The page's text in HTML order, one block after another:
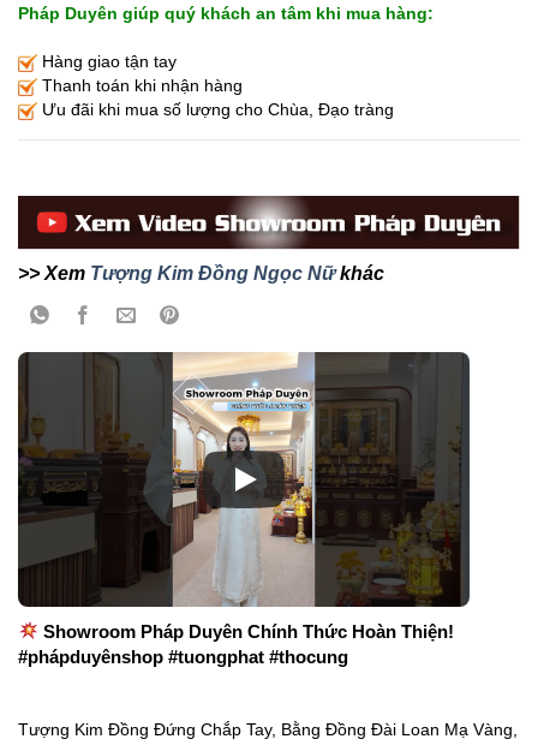
Pháp Duyên giúp quý khách an tâm khi mua hàng:
Hàng giao tận tay
Thanh toán khi nhận hàng
Ưu đãi khi mua số lượng cho Chùa, Đạo tràng
>> Xem Tượng Kim Đồng Ngọc Nữkhác
Showroom Pháp Duyên Chính Thức Hoàn Thiện!
#phápduyênshop #tuongphat #thocung
Tượng Kim Đồng Đứng Chắp Tay, Bằng Đồng Đài Loan Mạ Vàng,